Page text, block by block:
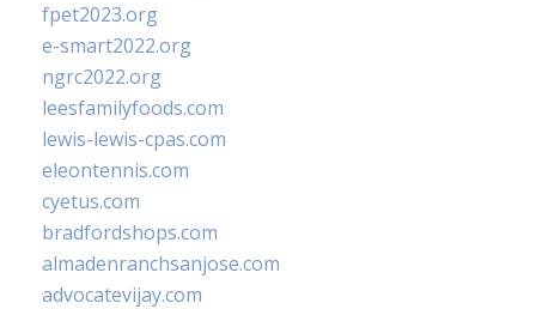
fpet2023.org
e-smart2022.org
ngrc2022.org
leesfamilyfoods.com
lewis-lewis-cpas.com
eleontennis.com
cyetus.com
bradfordshops.com
almadenranchsanjose.com
advocatevijay.com